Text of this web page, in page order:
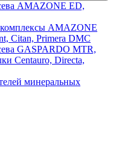
AMAZONE ED,
AMAZONE
Citan, Primera DMC
GASPARDO MTR,
Centauro, Directa,
минеральных